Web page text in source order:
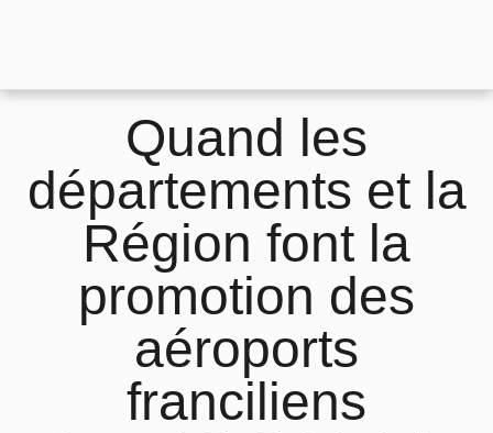
Quand les
départements et la
Région font la
promotion des
aéroports
franciliens